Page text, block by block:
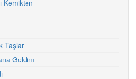
Kemikten
Taşlar
Geldim